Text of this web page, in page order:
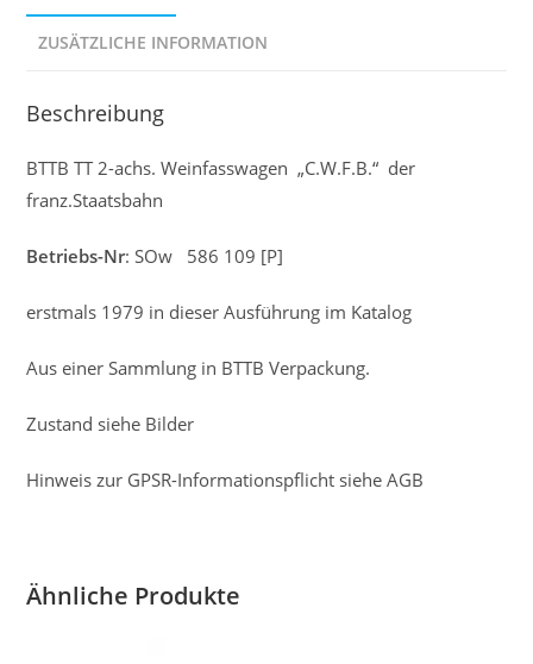
ZUSÄTZLICHE INFORMATION
Beschreibung
BTTB TT 2-achs. Weinfasswagen „C.W.F.B.“ der
franz.Staatsbahn
Betriebs-Nr: SOw 586 109 [P]
erstmals 1979 in dieser Ausführung im Katalog
Aus einer Sammlung in BTTB Verpackung.
Zustand siehe Bilder
Hinweis zur GPSR-Informationspflicht siehe AGB
Ähnliche Produkte